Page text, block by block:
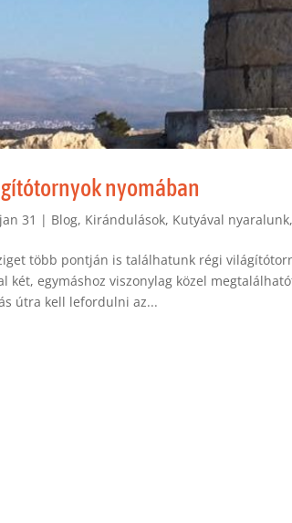
nyomában
31 | Blog, Kirándulások, Kutyával nyaralunk
több pontján is találhatunk régi
két, egymáshoz viszonylag közel
útra kell lefordulni az...